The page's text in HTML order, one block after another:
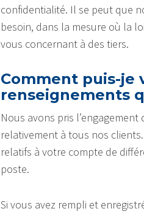
confidentialité. Il se peut que
besoin, dans la mesure où la
vous concernant à des tiers.
Comment puis-je
renseignements
Nous avons pris
relativement à tous nos
relatifs à votre compte de
poste.
Si vous avez rempli et